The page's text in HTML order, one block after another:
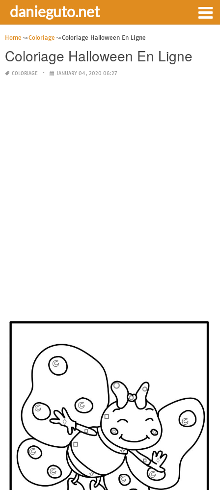
danieguto.net
Home Coloriage Coloriage Halloween En Ligne
Coloriage Halloween En Ligne
COLORIAGE JANUARY 04, 2020 06:27